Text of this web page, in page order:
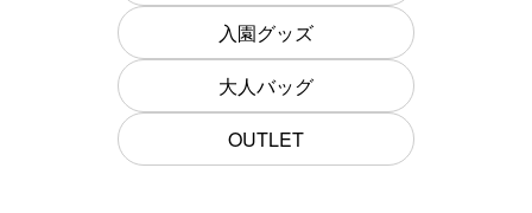
入園グッズ
大人バッグ
OUTLET